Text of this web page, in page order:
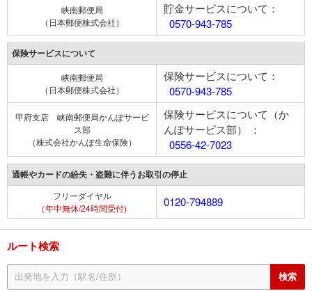
峡南郵便局
（日本郵便株式会社）
貯金サービスについて：
0570-943-785
保険サービスについて
峡南郵便局
（日本郵便株式会社）
保険サービスについて：
0570-943-785
甲府支店 峡南郵便局かんぽサービ
ス部
（株式会社かんぽ生命保険）
保険サービスについて（か
んぽサービス部） ：
0556-42-7023
通帳やカードの紛失・盗難に伴うお取引の停止
フリーダイヤル
（年中無休/24時間受付)
0120-794889
ルート検索